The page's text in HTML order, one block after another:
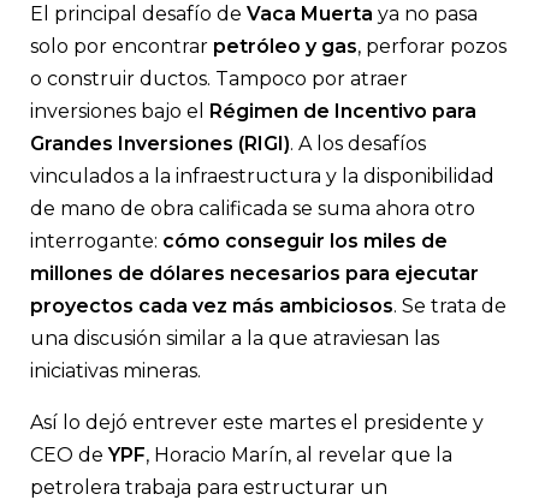
El presidente de YPF afirmó que el proyecto Argentina LNG
crédito por US$24.000 millones; la compañía aspira a cerrar
mayor esquema de financiamiento de proyectos de América
El principal desafío de Vaca Muerta ya no pasa
solo por encontrar petróleo y gas, perforar pozos
o construir ductos. Tampoco por atraer
inversiones bajo el Régimen de Incentivo para
Grandes Inversiones (RIGI). A los desafíos
vinculados a la infraestructura y la disponibilidad
de mano de obra calificada se suma ahora otro
interrogante: cómo conseguir los miles de
millones de dólares necesarios para ejecutar
proyectos cada vez más ambiciosos. Se trata de
una discusión similar a la que atraviesan las
iniciativas mineras.
Así lo dejó entrever este martes el presidente y
CEO de YPF, Horacio Marín, al revelar que la
petrolera trabaja para estructurar un